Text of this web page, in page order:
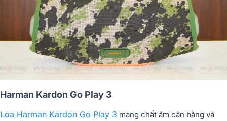
Harman Kardon Go Play 3
Loa Harman Kardon Go Play 3 mang chất âm cân bằng và